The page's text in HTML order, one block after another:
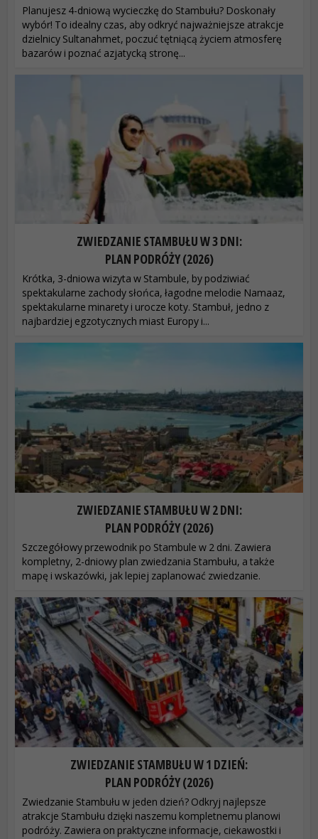
Planujesz 4-dniową wycieczkę do Stambułu? Doskonały
wybór! To idealny czas, aby odkryć najważniejsze atrakcje
dzielnicy Sultanahmet, poczuć tętniącą życiem atmosferę
bazarów i poznać azjatycką stronę...
ZWIEDZANIE STAMBUŁU W 3 DNI:
PLAN PODRÓŻY (2026)
Krótka, 3-dniowa wizyta w Stambule, by podziwiać
spektakularne zachody słońca, łagodne melodie Namaaz,
spektakularne minarety i urocze koty. Stambuł, jedno z
najbardziej egzotycznych miast Europy i...
ZWIEDZANIE STAMBUŁU W 2 DNI:
PLAN PODRÓŻY (2026)
Szczegółowy przewodnik po Stambule w 2 dni. Zawiera
kompletny, 2-dniowy plan zwiedzania Stambułu, a także
mapę i wskazówki, jak lepiej zaplanować zwiedzanie.
ZWIEDZANIE STAMBUŁU W 1 DZIEŃ:
PLAN PODRÓŻY (2026)
Zwiedzanie Stambułu w jeden dzień? Odkryj najlepsze
atrakcje Stambułu dzięki naszemu kompletnemu planowi
podróży. Zawiera on praktyczne informacje, ciekawostki i